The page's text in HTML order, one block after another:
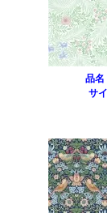
品名
サ